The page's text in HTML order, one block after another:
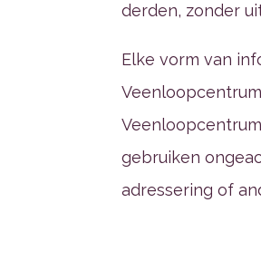
derden, zonder
Elke vorm van
gebruiken
adressering of